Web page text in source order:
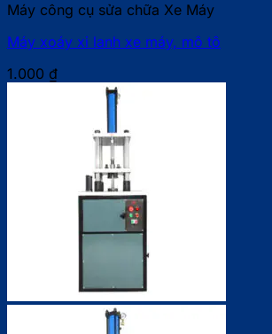
Máy công cụ sửa chữa Xe Máy
Máy xoáy xi lanh xe máy, mô tô
1.000 ₫